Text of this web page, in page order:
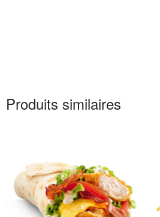
Produits similaires